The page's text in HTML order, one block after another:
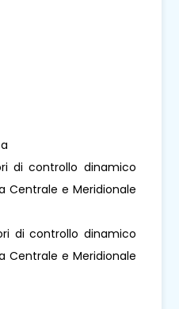
di controllo dinamico
Centrale e Meridionale
di controllo dinamico
Centrale e Meridionale